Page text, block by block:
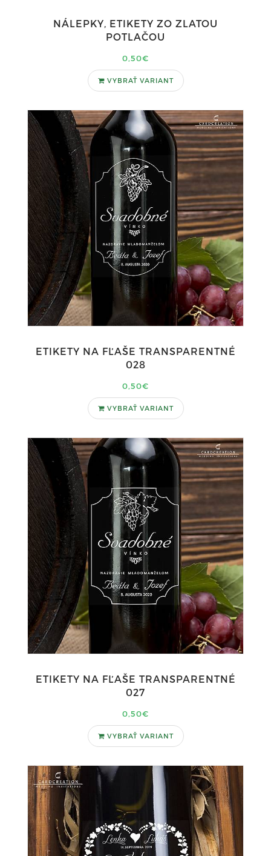
NÁLEPKY, ETIKETY ZO ZLATOU
POTLAČOU
0,50€
VYBRAŤ VARIANT
ETIKETY NA FĽAŠE TRANSPARENTNÉ
028
0,50€
VYBRAŤ VARIANT
ETIKETY NA FĽAŠE TRANSPARENTNÉ
027
0,50€
VYBRAŤ VARIANT